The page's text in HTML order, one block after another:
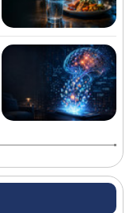
راه‌آهن با ارتقای مرکز
می‌کند
اس‌جی ۱۰۰۰ کنسولی که امپراتوری سگا را پایه‌گذاری کرد
برنامه ما گسترش
است
دالبی